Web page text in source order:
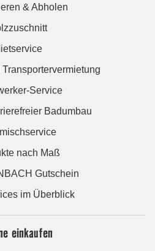
& Abholen
Service
Badumbau
nach Maß
Gutschein
im Überblick
einkaufen